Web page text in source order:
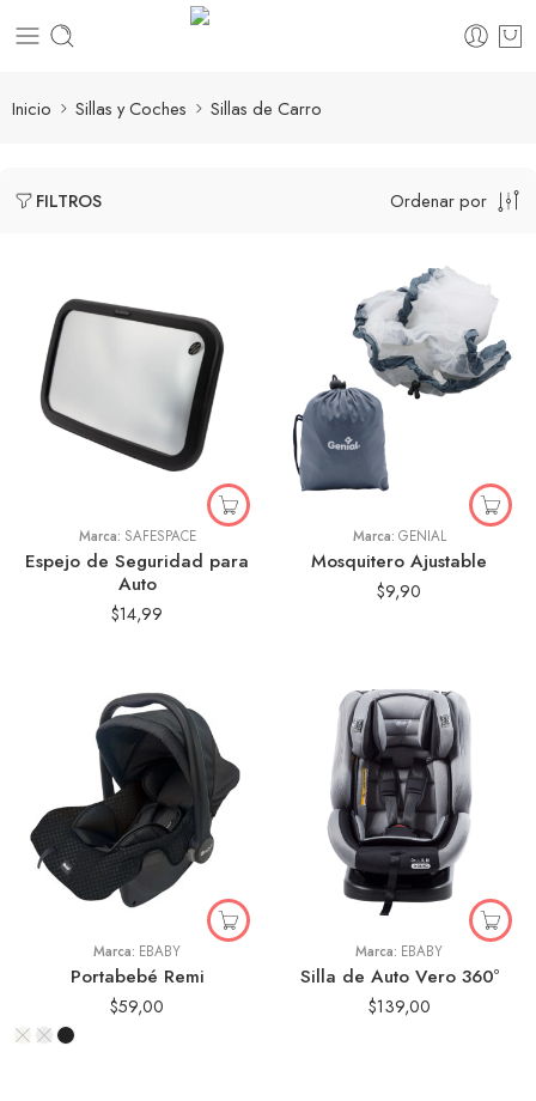
Inicio Sillas y Coches Sillas de Carro
FILTROS Ordenar por
Marca: SAFESPACE
Espejo de Seguridad para
Auto
$14,99
Marca: GENIAL
Mosquitero Ajustable
$9,90
Marca: EBABY
Portabebé Remi
$59,00
Marca: EBABY
Silla de Auto Vero 360º
$139,00